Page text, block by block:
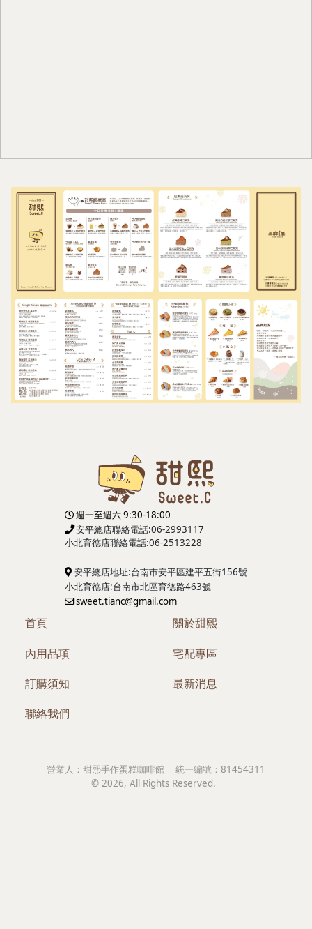
週一至週六 9:30-18:00
安平總店聯絡電話:06-2993117
小北育德店聯絡電話:06-2513228
安平總店地址:台南市安平區建平五街156號
小北育德店:台南市北區育德路463號
sweet.tianc@gmail.com
首頁
關於甜熙
內用品項
宅配專區
訂購須知
最新消息
聯絡我們
營業人： 甜熙手作蛋糕咖啡館 統一編號： 81454311
© 2026, All Rights Reserved.